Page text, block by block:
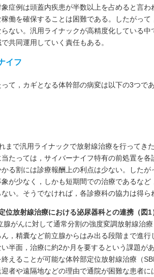
症例は頭蓋内疾患が半数以上を占めると言
働を確保することは困難である。したがって
ない。汎用ライナックが高精度化している
共同運用していく責任もある。
イフ
て，カギとなる体幹部の病変は以下の3つであ
まで汎用ライナックで放射線治療を行ってき
たっては，サイバーナイフ特有の前処置を
る割には診療報酬上の利点は少ない。した
が少なく，しかも短期間での治療であるな
い。そうでなければ，各診療科の協力は得ら
位放射線治療における泌尿器科との連携（図1
腺がんに対して通常分割の強度変調放射線治
，精囊など前立腺からはみ出る段階まで進
半面，治療に約2か月を要するという課題が
えることが可能な体幹部定位放射線治療（
者や遠隔地などの理由で通院が困難な患者